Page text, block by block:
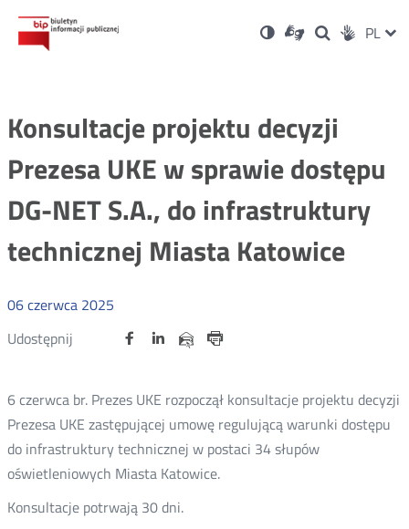
Ustawienia
Wersja
kontrastowa
Dla
niesłyszących
OtwórzOtwórz
w
Otwórz
w
Social PL
Konsultacje projektu decyzji
Prezesa UKE w sprawie dostępu
DG-NET S.A., do infrastruktury
technicznej Miasta Katowice
06czerwca 2025
Udostępnij
Udostępnij
Otwórz Udostępnij
na
OtwórzUdostępnij
na
OtwórzUdostępnij
przez
6 czerwca br. Prezes UKE rozpoczął konsultacje projektu decyzji
Prezesa UKE zastępującej umowę regulującą warunki dostępu
do infrastruktury technicznej w postaci 34 słupów
oświetleniowych Miasta Katowice.
Konsultacje potrwają 30 dni.